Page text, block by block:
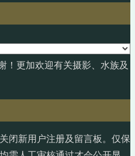
！更加欢迎有关摄影、水族及
闭新用户注册及留言板。仅保